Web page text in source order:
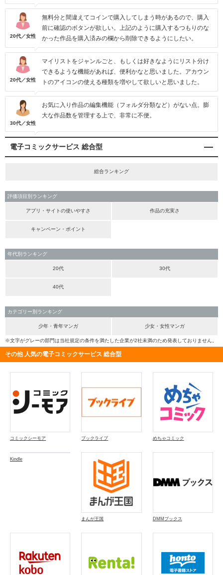
20代／女性
無料分と間違えてコインで購入してしまう時があるので、購入
前に確認のボタンが欲しい。上記のように購入するつもりのな
かった作品を購入済みの欄から削除できるようにしたい。
20代／女性
マイリストをジャンルごと、もしくは好きなようにリスト分け
できるような機能があれば、便利かなと思いました。アカウン
トのアイコンの使える種類を増やして欲しいと思いました。
30代／女性
お気に入り作品の編集機能（フォルダ分類など）がない点。膨
大な作品数を管理する上で、非常に不便。
電子コミックサービス 総合型
総合ランキング
評価項目別ランキング
アプリ・サイトの使いやすさ 作品の充実さ
キャンペーン・ポイント
年代別ランキング
20代 30代
40代
カテゴリー別ランキング
少年・青年マンガ 少女・女性マンガ
※文字がグレーの部門は当社規定の条件を満たした企業が2社未満のため発表しておりません。
その他 人気の電子コミックサービス 総合型
コミックシーモア ブックライブ めちゃコミック
Kindle
まんが王国 DMMブックス